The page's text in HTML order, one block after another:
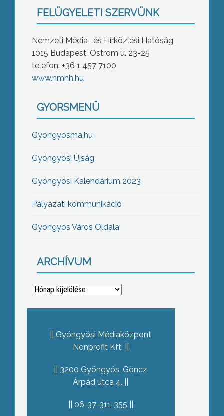
FELÜGYELETI SZERVÜNK
Nemzeti Média- és Hírközlési Hatóság
1015 Budapest, Ostrom u. 23-25
telefon: +36 1 457 7100
www.nmhh.hu
GYORSMENÜ
Gyöngyösma.hu
Gyöngyösi Újság
Gyöngyösi Kalendárium 2023
Pályázati kommunikáció
Gyöngyös Város Oldala
ARCHÍVUM
Archívum
Gyöngyösi Médiaközpont
Nonprofit Kft.
3200 Gyöngyös, Göncz
Árpád utca 4.
06-37-311-355